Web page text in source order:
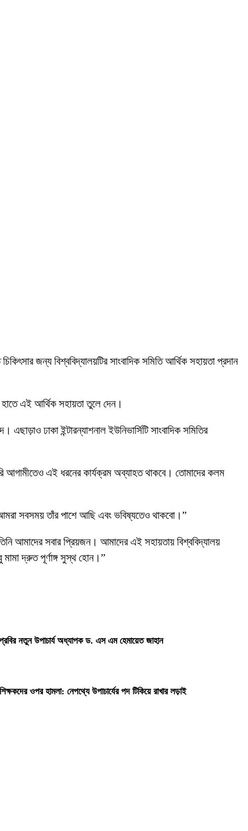
জন্য বিশ্ববিদ্যালয়টির সাংবাদিক সমিতি আর্থিক সহায়তা প্রদান
হাতে এই আর্থিক সহায়তা তুলে দেন।
ঢাকা ইন্টারন্যাশনাল ইউনিভার্সিটি সাংবাদিক সমিতির
আগামীতেও এই ধরনের কার্যক্রম অব্যাহত থাকবে। তোমাদের কলম
আমরা সবসময় তাঁর পাশে আছি এবং ভবিষ্যতেও থাকবো।”
আমাদের সবার প্রিয়জন। আমাদের এই সহায়তায় বিশ্ববিদ্যালয়
মামা দ্রুত পূর্ণাঙ্গ সুস্থ হোন।”
নতুন উপাচার্য অধ্যাপক ড. এস এম হেমায়েত জাহান
ওপর হামলা: নেপথ্যে উপাচার্যের পদ টিকিয়ে রাখার লড়াই